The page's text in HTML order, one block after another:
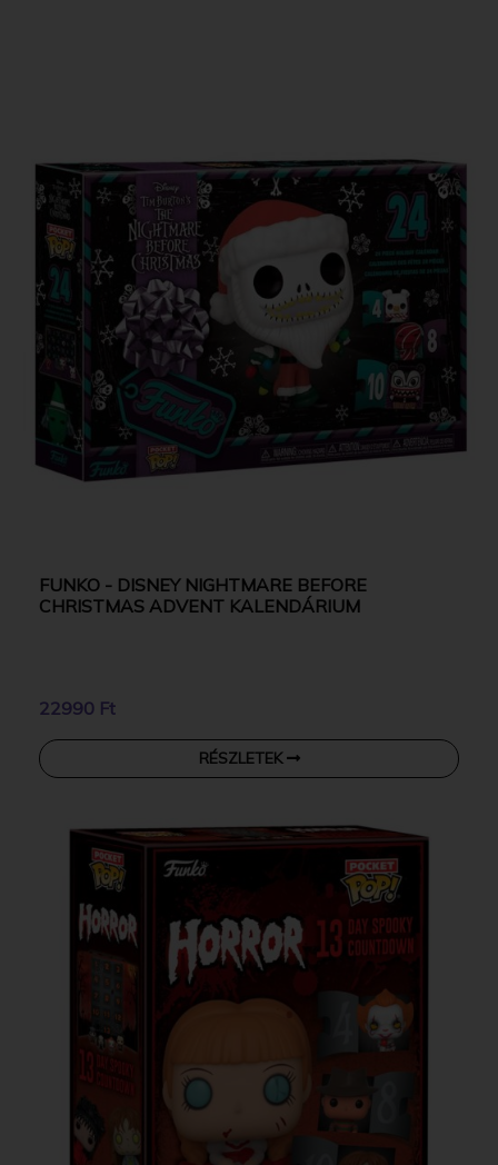
FUNKO - DISNEY NIGHTMARE BEFORE
CHRISTMAS ADVENT KALENDÁRIUM
22990 Ft
RÉSZLETEK